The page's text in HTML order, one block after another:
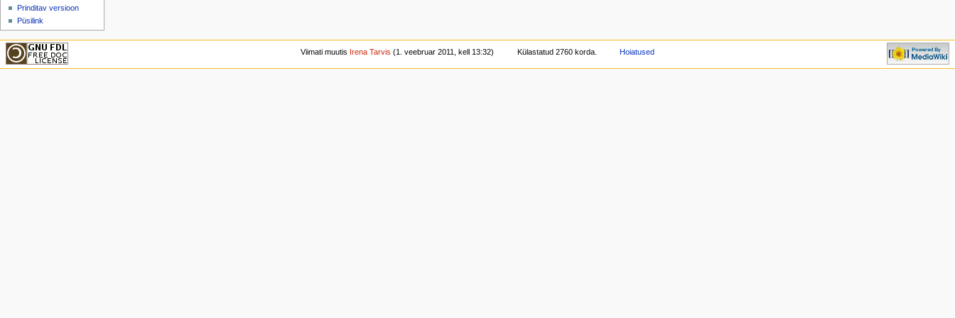
Prinditav versioon
Püsilink
Viimati muutis Irena Tarvis (1. veebruar 2011, kell 13:32) Külastatud 2760 korda. Hoiatused